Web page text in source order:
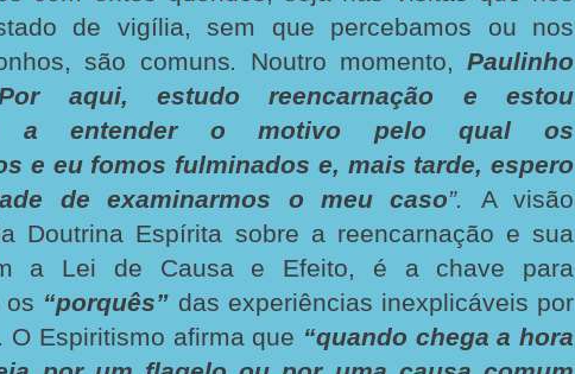
de vigília, sem que percebamos ou nos
são comuns. Noutro momento,Paulinho
aqui, estudo reencarnação e estou
a entender o motivo pelo qual os
e eu fomos fulminados e, mais tarde, espero
de examinarmos o meu caso”. A visão
Doutrina Espírita sobre a reencarnação e sua
a Lei de Causa e Efeito, é a chave para
os “porquês” das experiências inexplicáveis por
. O Espiritismo afirma que “quando chega a hora